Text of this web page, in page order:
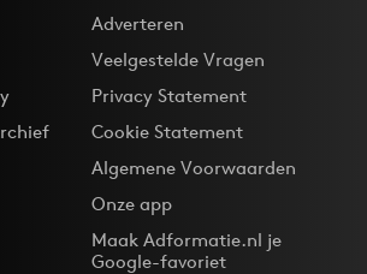
Adverteren
Veelgestelde Vragen
Privacy Statement
Cookie Statement
Algemene Voorwaarden
Onze app
Maak Adformatie.nl je
Google-favoriet